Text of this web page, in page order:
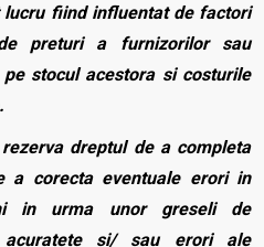
fiind influentat de factori
preturi a furnizorilor sau
stocul acestora si costurile
dreptul de a completa
a corecta eventuale erori in
in urma unor greseli de
acuratete si/ sau erori ale